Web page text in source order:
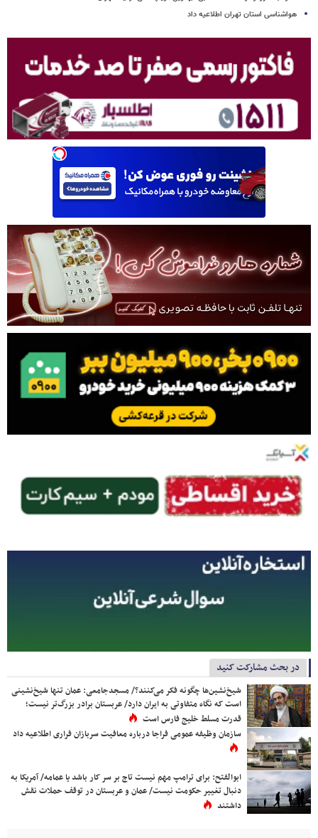
هواشناسی استان تهران اطلاعیه داد
در بحث مشارکت کنید
شیخ‌نشین‌ها چگونه فکر می‌کنند؟/ مسجدجامعی: عمان تنها شیخ‌نشینی
است که نگاه متفاوتی به ایران دارد/ عربستان برادر بزرگ‌تر نیست؛
قدرت مسلط خلیج فارس است
سازمان وظیفه عمومی فراجا درباره معافیت سربازان فراری اطلاعیه داد
ابوالفتح: برای ترامپ مهم نیست تاج بر سر کار باشد یا عمامه/ آمریکا به
دنبال تغییر حکومت نیست/ عمان و عربستان در توقف حملات نقش
داشتند